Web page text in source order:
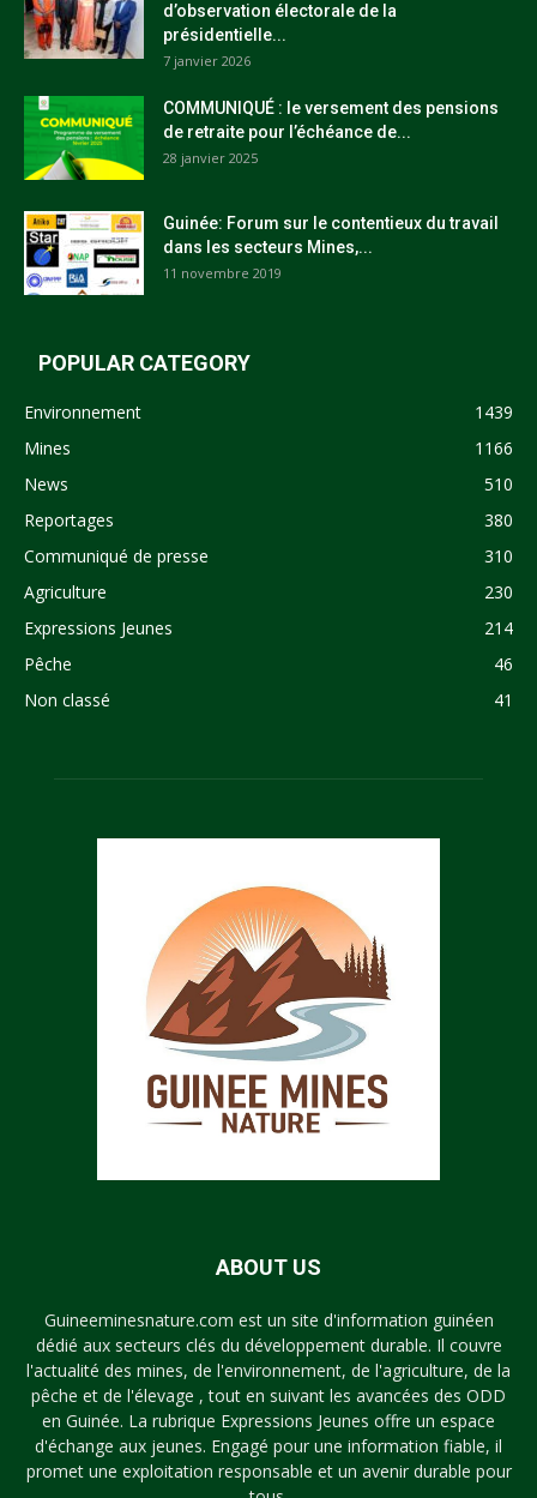
d’observation électorale de la
présidentielle...
7 janvier 2026
COMMUNIQUÉ : le versement des pensions
de retraite pour l’échéance de...
28 janvier 2025
Guinée: Forum sur le contentieux du travail
dans les secteurs Mines,...
11 novembre 2019
POPULAR CATEGORY
Environnement
1439
Mines
1166
News
510
Reportages
380
Communiqué de presse
310
Agriculture
230
Expressions Jeunes
214
Pêche
46
Non classé
41
ABOUT US
Guineeminesnature.com est un site d'information guinéen
dédié aux secteurs clés du développement durable. Il couvre
l'actualité des mines, de l'environnement, de l'agriculture, de la
pêche et de l'élevage , tout en suivant les avancées des ODD
en Guinée. La rubrique Expressions Jeunes offre un espace
d'échange aux jeunes. Engagé pour une information fiable, il
promet une exploitation responsable et un avenir durable pour